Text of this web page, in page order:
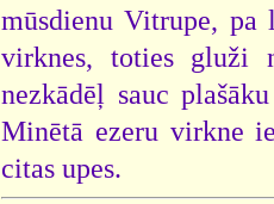
mūsdienu Vitrupe, pa
virknes, toties gluži
nezkādēļ sauc
Minētā ezeru virkne
citas upes.